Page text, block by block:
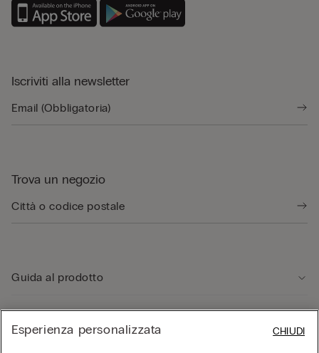
Iscriviti alla newsletter
Trova un negozio
Guida al prodotto
Esperienza personalizzata CHIUDI